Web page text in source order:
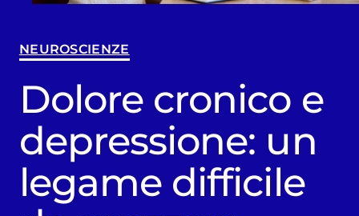
NEUROSCIENZE
Dolore cronico e
depressione: un
legame difficile